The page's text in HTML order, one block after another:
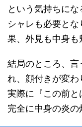
という気持ちに
シャレも必要と
果、外見も中身も
結局のところ、言
れ、顔付きが変わ
実際に『この前と
完全に中身の炎の